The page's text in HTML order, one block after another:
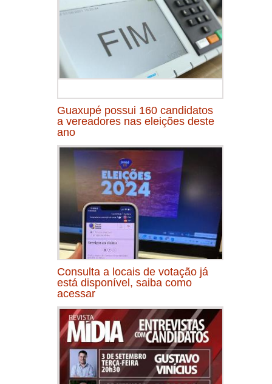
Guaxupé possui 160 candidatos
a vereadores nas eleições deste
ano
Consulta a locais de votação já
está disponível, saiba como
acessar